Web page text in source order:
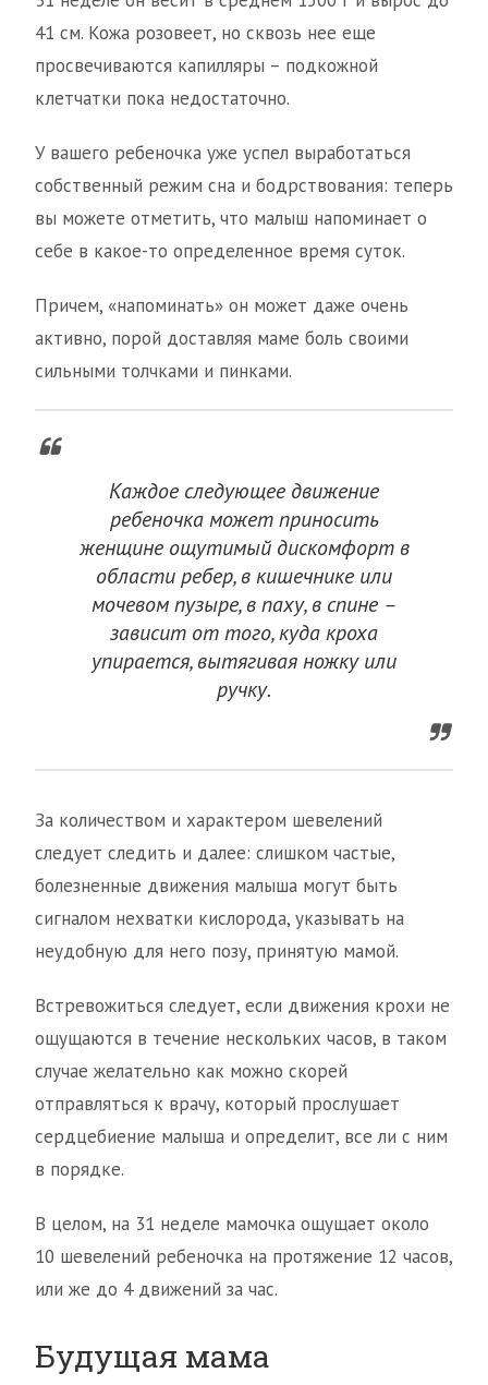
41 см. Кожа розовеет, но сквозь нее еще
просвечиваются капилляры – подкожной
клетчатки пока недостаточно.
У вашего ребеночка уже успел выработаться
собственный режим сна и бодрствования: теперь
вы можете отметить, что малыш напоминает о
себе в какое-то определенное время суток.
Причем, «напоминать» он может даже очень
активно, порой доставляя маме боль своими
сильными толчками и пинками.
Каждое следующее движение
ребеночка может приносить
женщине ощутимый дискомфорт в
области ребер, в кишечнике или
мочевом пузыре, в паху, в спине –
зависит от того, куда кроха
упирается, вытягивая ножку или
ручку.
За количеством и характером шевелений
следует следить и далее: слишком частые,
болезненные движения малыша могут быть
сигналом нехватки кислорода, указывать на
неудобную для него позу, принятую мамой.
Встревожиться следует, если движения крохи не
ощущаются в течение нескольких часов, в таком
случае желательно как можно скорей
отправляться к врачу, который прослушает
сердцебиение малыша и определит, все ли с ним
в порядке.
В целом, на 31 неделе мамочка ощущает около
10 шевелений ребеночка на протяжение 12 часов,
или же до 4 движений за час.
Будущая мама